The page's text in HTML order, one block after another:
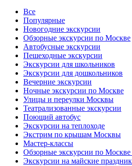
Все
Популярные
Новогодние экскурсии
Обзорные экскурсии по Москве
Автобусные экскурсии
Пешеходные экскурсии
Экскурсии для школьников
Экскурсии для дошкольников
Вечерние экскурсии
Ночные экскурсии по Москве
Улицы и переулки Москвы
Театрализованные экскурсии
Поющий автобус
Экскурсии на теплоходе
Экстрим по крышам Москвы
Мастер-классы
Обзорные экскурсии по Москве
Экскурсии на майские